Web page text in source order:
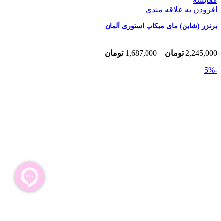
افزودن به علاقه مندی
برنزر (شاین) مای میکاپ استوری آلمان
2,245,000 تومان –
1,687,000 تومان
-5%